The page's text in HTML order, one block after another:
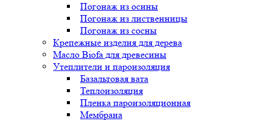
Погонаж из осины
Погонаж из лиственницы
Погонаж из сосны
Крепежные изделия для дерева
Масло Biofa для древесины
Утеплители и пароизоляция
Базальтовая вата
Теплоизоляция
Пленка пароизоляционная
Мембрана